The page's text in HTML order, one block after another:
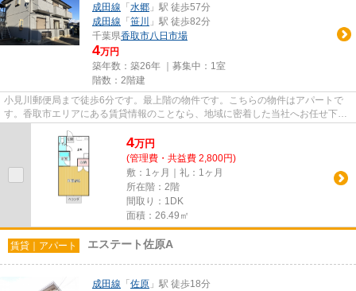
成田線 「 水郷 」駅 徒歩57分
成田線 「 笹川
」駅 徒歩82分
千葉県香取市八日市場
4万円
築年数：築26年 ｜募集中： 1室
階数：2階建
小見川郵便局まで徒歩6分です。最上階の物件です。こちらの物件はアパートで
す。香取市エリアにある賃貸情報のことなら、地域に密着した当社へお任せ下さ
4万円
(管理費・共益費 2,800円)
敷：1ヶ月｜礼：1ヶ月
所在階：2階
間取り：1DK
面積：26.49㎡
賃貸｜アパート エステート佐原A
成田線 「 佐原 」駅 徒歩18分